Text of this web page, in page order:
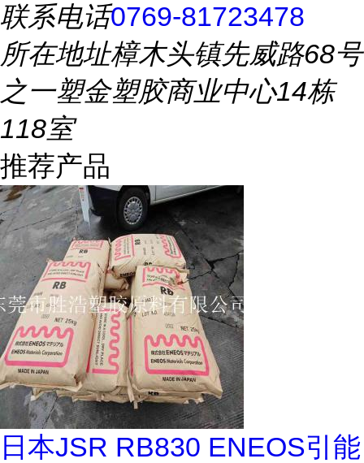
联系电话0769-81723478
所在地址樟木头镇先威路68号
之一塑金塑胶商业中心14栋
118室
推荐产品
日本JSR RB830 ENEOS引能